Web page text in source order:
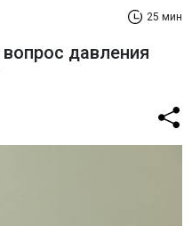
25 мин
давления